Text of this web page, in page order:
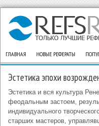
ГЛАВНАЯ НОВЫЕ РЕФЕРАТЫ
Эстетика эпохи
Эстетика и вся культура
феодальным застоем,
индивидуального
старших мастеров,